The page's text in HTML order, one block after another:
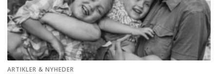
ARTIKLER & NYHEDER